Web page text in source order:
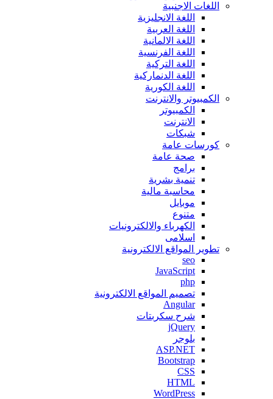
اللغات اﻻجنبية
اللغة اﻻنجليزية
اللغة العربية
اللغة اﻻلمانية
اللغة الفرنسية
اللغة التركية
اللغة الدنماركية
اللغة الكورية
الكمبيوتر واﻻنترنت
الكمبيوتر
اﻻنترنت
شبكات
كورسات عامة
صحة عامة
برامج
تنمية بشرية
محاسبة مالية
موبايل
متنوع
الكهرباء والالكترونيات
اسلامى
تطوير المواقع اﻻلكترونية
seo
JavaScript
php
تصميم المواقع الالكترونية
Angular
شرح سكربتات
jQuery
بلوجر
ASP.NET
Bootstrap
CSS
HTML
WordPress